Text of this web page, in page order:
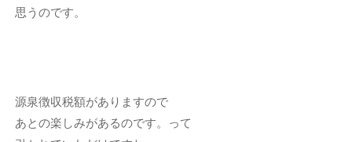
思うのです。
源泉徴収税額がありますので
あとの楽しみがあるのです。って